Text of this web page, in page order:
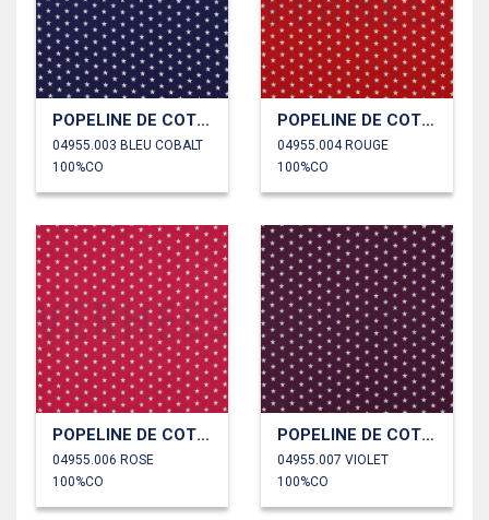
POPELINE DE COTON PETITES ÉTOILES
04955.003 BLEU COBALT
100%CO
POPELINE DE COTON PETITES ÉTOILES
04955.004 ROUGE
100%CO
POPELINE DE COTON PETITES ÉTOILES
04955.006 ROSE
100%CO
POPELINE DE COTON PETITES ÉTOILES
04955.007 VIOLET
100%CO